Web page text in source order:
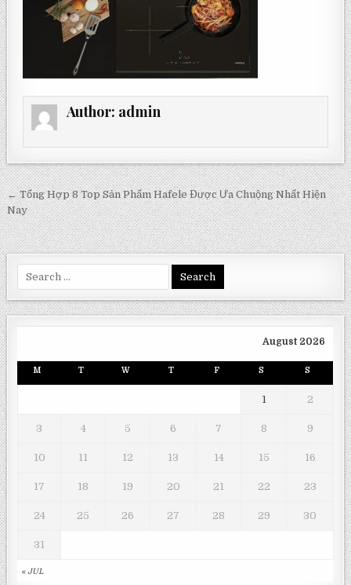
Author: admin
Post
navigation
← Tổng Hợp 8 Top Sản Phẩm Hafele Được Ưa Chuộng Nhất Hiện
Nay
August 2026
M T W T F S S
« JUL
1 2
3 4 5 6 7 8 9
10 11 12 13 14 15 16
17 18 19 20 21 22 23
24 25 26 27 28 29 30
31